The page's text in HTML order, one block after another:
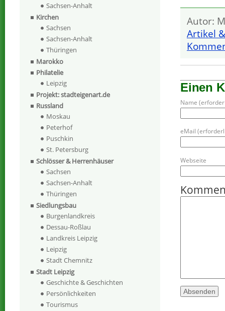
Autor:
Artikel
Einen
Name
eMail
Webseite
Sachsen-Anhalt
Kirchen
Sachsen
Sachsen-Anhalt
Thüringen
Marokko
Philatelie
Leipzig
Projekt: stadteigenart.de
Russland
Moskau
Peterhof
Puschkin
St. Petersburg
Schlösser & Herrenhäuser
Sachsen
Sachsen-Anhalt
Thüringen
Siedlungsbau
Burgenlandkreis
Dessau-Roßlau
Landkreis Leipzig
Leipzig
Stadt Chemnitz
Stadt Leipzig
Geschichte & Geschichten
Persönlichkeiten
Tourismus